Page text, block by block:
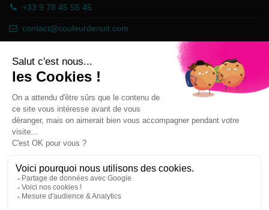
+33 9 78 45 55 45
contact@couleurdenuit.com
Händler zugelassen von Gesellschaft für Garantierte Bewertungen,
Klicken Sie hier
Newsletter